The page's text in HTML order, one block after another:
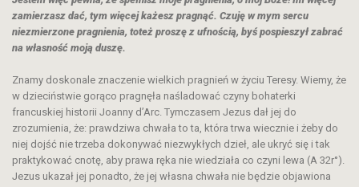
zamierzasz dać, tym więcej każesz pragnąć. Czuję w mym sercu
niezmierzone pragnienia, toteż proszę z ufnością, byś pospieszył zabrać
na własność moją duszę.
Znamy doskonale znaczenie wielkich pragnień w życiu Teresy. Wiemy, że
w dzieciństwie gorąco pragnęła naśladować czyny bohaterki
francuskiej historii Joanny d’Arc. Tymczasem Jezus dał jej do
zrozumienia, że: prawdziwa chwała to ta, która trwa wiecznie i żeby do
niej dojść nie trzeba dokonywać niezwykłych dzieł, ale ukryć się i tak
praktykować cnotę, aby prawa ręka nie wiedziała co czyni lewa (A 32r°).
Jezus ukazał jej ponadto, że jej własna chwała nie będzie objawiona